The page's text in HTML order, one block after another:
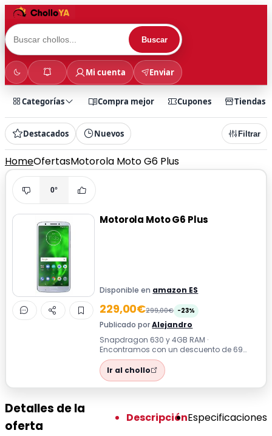
Buscar
Mi cuenta Enviar
Categorías Compra mejor Cupones Tiendas
Destacados Nuevos Filtrar
HomeOfertasMotorola Moto G6 Plus
0°
Motorola Moto G6 Plus
Disponible en amazon ES
229,00€299,00€ -23%
Publicado porAlejandro
Snapdragon 630 y 4GB RAM ·
Encontramos con un descuento de 69
euros este Motorola Moto G6 Plus, un
terminal de gama m...
Ir al chollo
Detalles de la
oferta
DescripciónEspecificaciones